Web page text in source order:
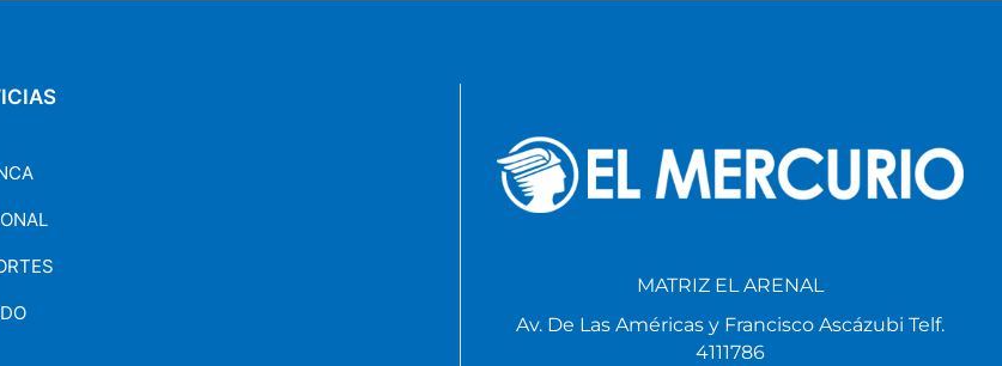
MATRIZ EL ARENAL
Av. De Las Américas y Francisco Ascázubi Telf.
4111786